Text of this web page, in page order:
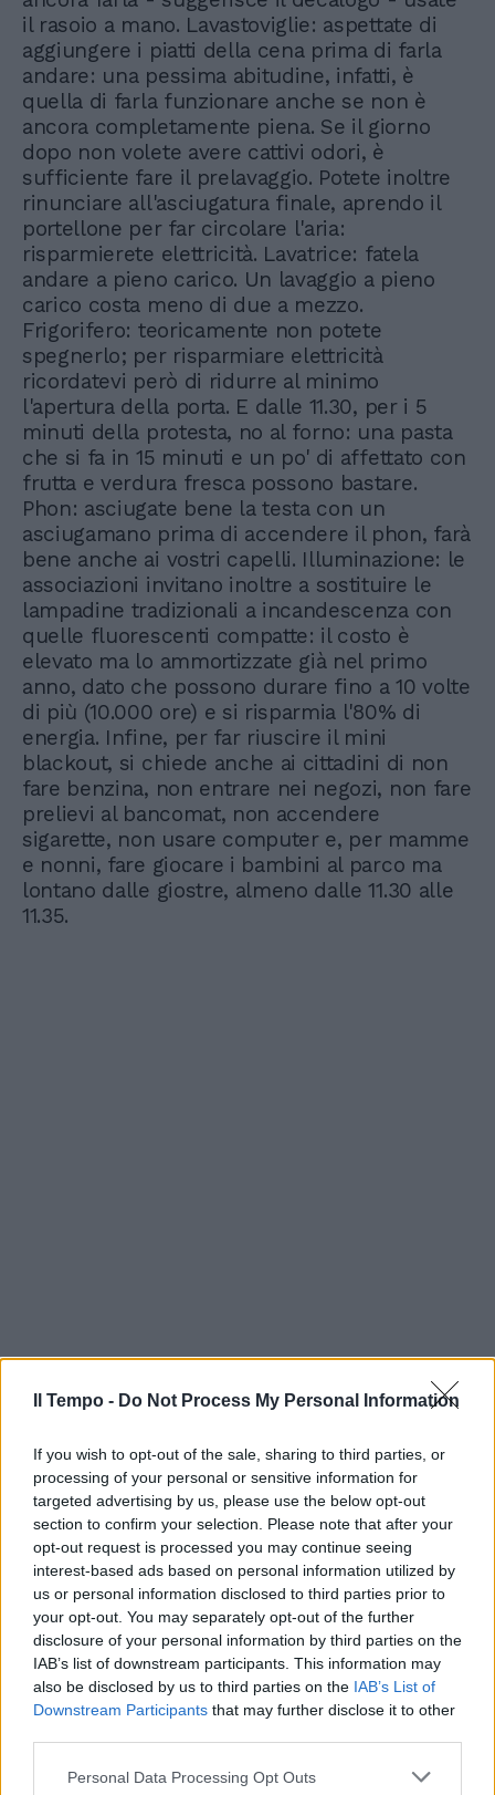
Il Tempo - Do Not Process My Personal Information
If you wish to opt-out of the sale, sharing to third parties, or
processing of your personal or sensitive information for
targeted advertising by us, please use the below opt-out
section to confirm your selection. Please note that after your
opt-out request is processed you may continue seeing
interest-based ads based on personal information utilized by
us or personal information disclosed to third parties prior to
your opt-out. You may separately opt-out of the further
disclosure of your personal information by third parties on the
IAB’s list of downstream participants. This information may
also be disclosed by us to third parties on the IAB’s List of
Downstream Participants that may further disclose it to other
Personal Data Processing Opt Outs
il rasoio a mano. Lavastoviglie: aspettate di
aggiungere i piatti della cena prima di farla
andare: una pessima abitudine, infatti, è
quella di farla funzionare anche se non è
ancora completamente piena. Se il giorno
dopo non volete avere cattivi odori, è
sufficiente fare il prelavaggio. Potete inoltre
rinunciare all'asciugatura finale, aprendo il
portellone per far circolare l'aria:
risparmierete elettricità. Lavatrice: fatela
andare a pieno carico. Un lavaggio a pieno
carico costa meno di due a mezzo.
Frigorifero: teoricamente non potete
spegnerlo; per risparmiare elettricità
ricordatevi però di ridurre al minimo
l'apertura della porta. E dalle 11.30, per i 5
minuti della protesta, no al forno: una pasta
che si fa in 15 minuti e un po' di affettato con
frutta e verdura fresca possono bastare.
Phon: asciugate bene la testa con un
asciugamano prima di accendere il phon, farà
bene anche ai vostri capelli. Illuminazione: le
associazioni invitano inoltre a sostituire le
lampadine tradizionali a incandescenza con
quelle fluorescenti compatte: il costo è
elevato ma lo ammortizzate già nel primo
anno, dato che possono durare fino a 10 volte
di più (10.000 ore) e si risparmia l'80% di
energia. Infine, per far riuscire il mini
blackout, si chiede anche ai cittadini di non
fare benzina, non entrare nei negozi, non fare
prelievi al bancomat, non accendere
sigarette, non usare computer e, per mamme
e nonni, fare giocare i bambini al parco ma
lontano dalle giostre, almeno dalle 11.30 alle
11.35.
In evidenza